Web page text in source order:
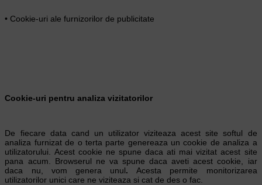
• Cookie-uri ale furnizorilor de publicitate
Cookie-uri pentru analiza vizitatorilor
De fiecare data cand un utilizator viziteaza acest site softul de
analiza furnizat de o terta parte genereaza un cookie de analiza a
utilizatorului. Acest cookie ne spune daca ati mai vizitat acest site
pana acum. Browserul ne va spune daca aveti acest cookie, iar
daca nu, vom genera unul.Acesta permite monitorizarea
utilizatorilor unici care ne viziteaza si cat de des o fac.